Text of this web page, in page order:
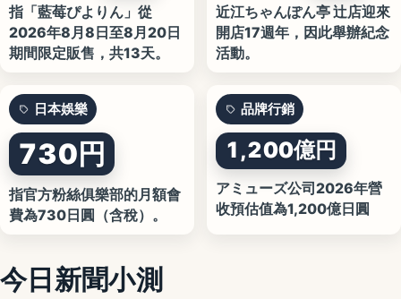
指「藍莓ぴよりん」從
2026年8月8日至8月20日
期間限定販售，共13天。
近江ちゃんぽん亭 辻店迎來
開店17週年，因此舉辦紀念
活動。
日本娛樂
730円
指官方粉絲俱樂部的月額會
費為730日圓（含稅）。
品牌行銷
1,200億円
アミューズ公司2026年營
收預估值為1,200億日圓
今日新聞小測